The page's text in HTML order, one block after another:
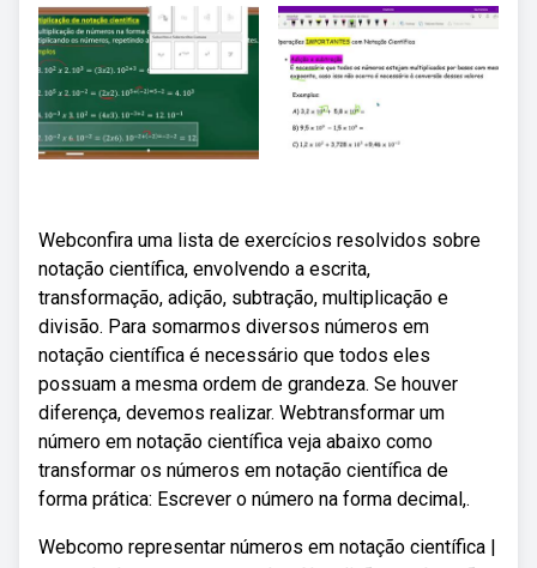
Webconfira uma lista de exercícios resolvidos sobre
notação científica, envolvendo a escrita,
transformação, adição, subtração, multiplicação e
divisão. Para somarmos diversos números em
notação científica é necessário que todos eles
possuam a mesma ordem de grandeza. Se houver
diferença, devemos realizar. Webtransformar um
número em notação científica veja abaixo como
transformar os números em notação científica de
forma prática: Escrever o número na forma decimal,.
Webcomo representar números em notação científica |